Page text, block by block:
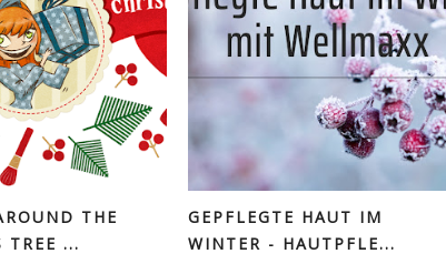
THE
TREE ...
GEPFLEGTE HAUT IM
WINTER - HAUTPFLE...